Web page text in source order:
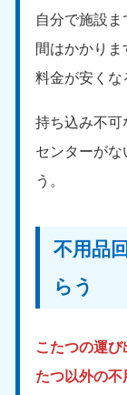
自分で施設
間はかかり
料金が安くな
持ち込み不
センターが
う。
不用品
らう
こたつの運
たつ以外の